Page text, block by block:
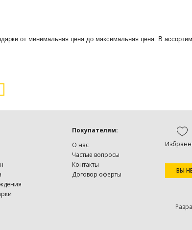
от минимальная цена до максимальная цена. В
Покупателям:
О нас
Частые вопросы
Контакты
Договор оферты
ВЫ